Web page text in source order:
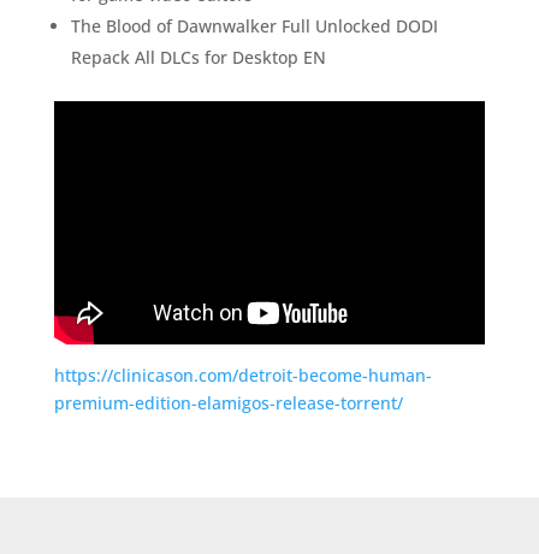
The Blood of Dawnwalker Full Unlocked DODI
Repack All DLCs for Desktop EN
https://clinicason.com/detroit-become-human-
premium-edition-elamigos-release-torrent/